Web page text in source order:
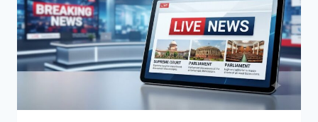
अरेस्ट
पर
सुप्रीम
कोर्ट
के